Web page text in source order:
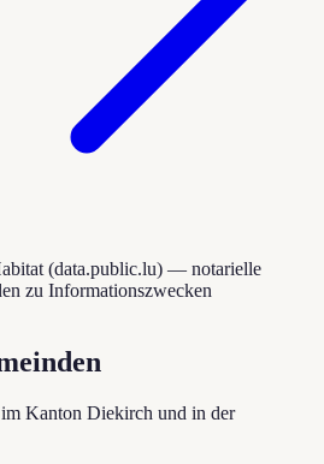
(data.public.lu) — notarielle
zu Informationszwecken
Kanton Diekirch und in der